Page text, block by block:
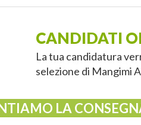
CANDIDATI
La tua candidatura
selezione di Mangimi
LA